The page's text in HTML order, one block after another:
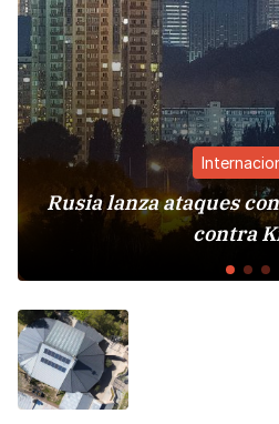
Internacional
lanza ataques con
contra Kiev